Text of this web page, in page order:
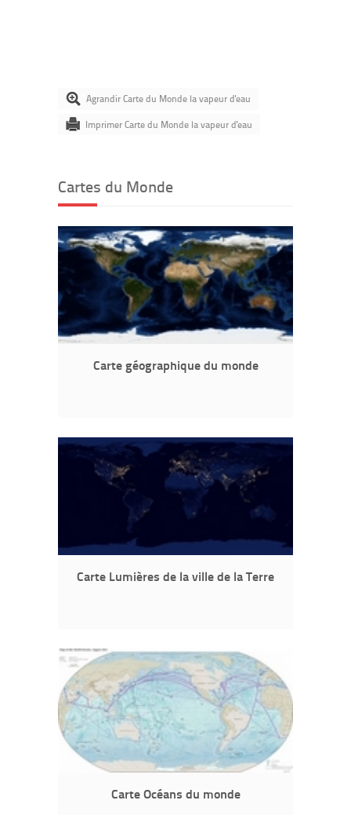
Agrandir Carte du Monde la vapeur d'eau
Imprimer Carte du Monde la vapeur d'eau
Cartes du Monde
Carte géographique du monde
Carte Lumières de la ville de la Terre
Carte Océans du monde